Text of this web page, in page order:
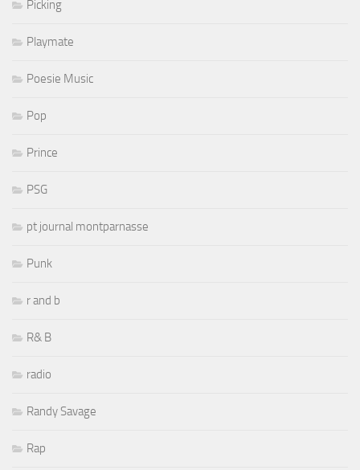
Picking
Playmate
Poesie Music
Pop
Prince
PSG
pt journal montparnasse
Punk
r and b
R& B
radio
Randy Savage
Rap